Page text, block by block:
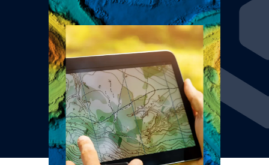
L'innovation fait partie intégrante de
l'ADN de Sogelink depuis sa création.
Pour toujours mieux accompagner nos
clients dans leurs projets, nous avons
mis en place un Innovation Center,
véritable incubateur interne.
Plusieurs programmes de recherche ont
été initiés sur des thématiques telles que
: le géoréférencement direct, la
préparation automatique de plans, la
réalité augmentée géoréférencée pour